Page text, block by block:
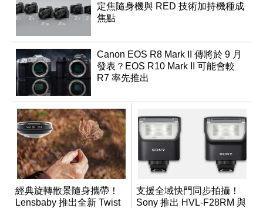
定焦隨身機與 RED 技術加持機種成
焦點
Canon EOS R8 Mark II 傳將於 9 月
發表？EOS R10 Mark II 可能會較
R7 率先推出
經典旋轉散景隨身攜帶！
Lensbaby 推出全新 Twist
支援全域快門同步拍攝！
Sony 推出 HVL-F28RM 與